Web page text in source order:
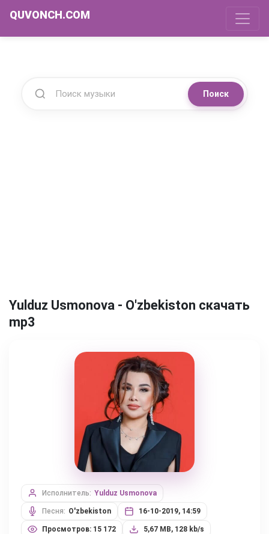
QUVONCH.COM
Поиск
Yulduz Usmonova - O'zbekiston скачать
mp3
Исполнитель: Yulduz Usmonova
Песня: O'zbekiston 16-10-2019, 14:59
Просмотров: 15 172 5,67 MB, 128 kb/s